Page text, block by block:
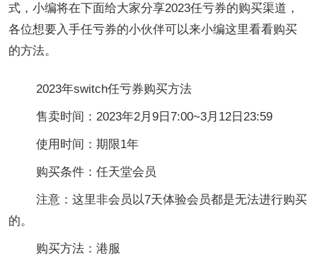
式，小编将在下面给大家分享2023任亏券的购买渠道，
各位想要入手任亏券的小伙伴可以来小编这里看看购买
的方法。
2023年switch任亏券购买方法
售卖时间：2023年2月9日7:00~3月12日23:59
使用时间：期限1年
购买条件：任天堂会员
注意：这里非会员以7天体验会员都是无法进行购买
的。
购买方法：港服